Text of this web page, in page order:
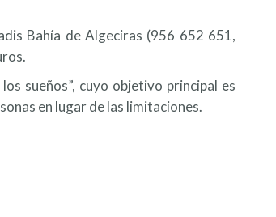
Bahía de Algeciras (956 652 651,
sueños”, cuyo objetivo principal es
en lugar de las limitaciones.